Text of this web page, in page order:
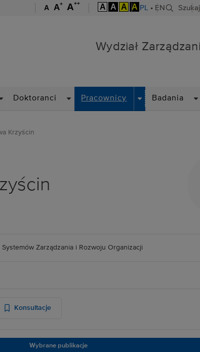
A A+ A++ A A A A PL • EN Szukaj
Wydział
Doktoranci Pracownicy
DROPDOWN
Badania
Krzyścin
Zarządzania i Rozwoju Organizacji
Konsultacje
Wybrane publikacje